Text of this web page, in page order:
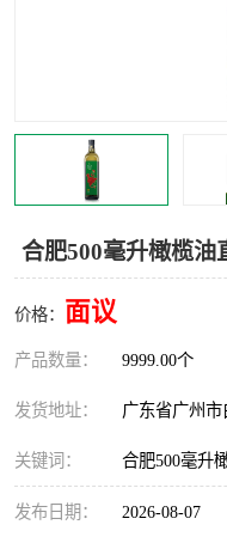
合肥500毫升橄榄油
价格： 面议
产品数量： 9999.00个
发货地址： 广东省广州市
关键词： 合肥500毫升
发布日期： 2026-08-07